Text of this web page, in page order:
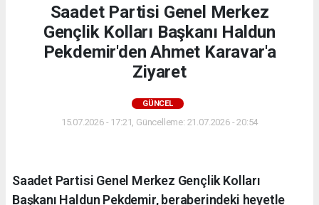
Saadet Partisi Genel Merkez
Gençlik Kolları Başkanı Haldun
Pekdemir'den Ahmet Karavar'a
Ziyaret
GÜNCEL
15.07.2026 - 17:21, Güncelleme: 21.07.2026 - 20:54
Saadet Partisi Genel Merkez Gençlik Kolları
Başkanı Haldun Pekdemir, beraberindeki heyetle